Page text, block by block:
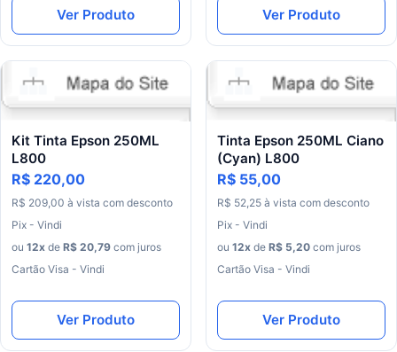
Ver Produto Ver Produto
Kit Tinta Epson 250ML
L800
R$ 220,00
R$ 209,00 à vista com desconto
Pix - Vindi
ou 12x de R$ 20,79 com juros
Cartão Visa - Vindi
Ver Produto
Tinta Epson 250ML Ciano
(Cyan) L800
R$ 55,00
R$ 52,25 à vista com desconto
Pix - Vindi
ou 12x de R$ 5,20 com juros
Cartão Visa - Vindi
Ver Produto